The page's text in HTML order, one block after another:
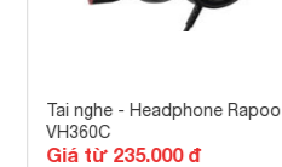
Tai nghe - Headphone Rapoo
VH360C
Giá từ 235.000 đ